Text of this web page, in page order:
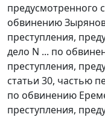
предусмотренного
обвинению
преступления,
дело N ... по
преступления,
статьи 30, частью
по обвинению
преступления,